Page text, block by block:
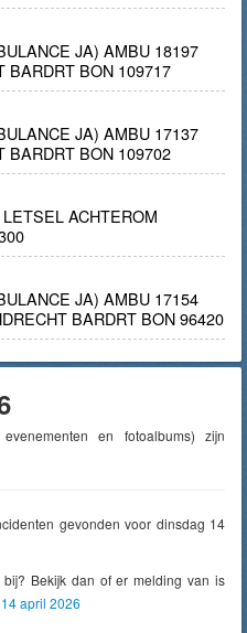
JA) AMBU 18197
BARDRT BON 109717
JA) AMBU 17137
BARDRT BON 109702
ACHTEROM
JA) AMBU 17154
BARDRT BON 96420
en fotoalbums) zijn
gevonden voor dinsdag 14
Bekijk dan of er melding van is
april 2026